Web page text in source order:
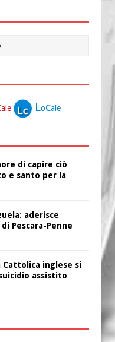
ale Locale
di capire ciò
e santo per la
aderisce
Pescara-Penne
Cattolica inglese si
assistito